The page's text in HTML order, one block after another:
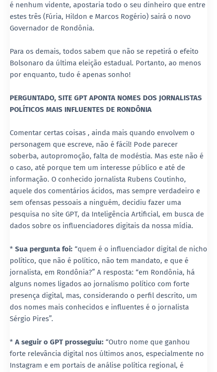
é nenhum vidente, apostaria todo o seu dinheiro que entre
estes três (Fúria, Hildon e Marcos Rogério) sairá o novo
Governador de Rondônia.
Para os demais, todos sabem que não se repetirá o efeito
Bolsonaro da última eleição estadual. Portanto, ao menos
por enquanto, tudo é apenas sonho!
PERGUNTADO, SITE GPT APONTA NOMES DOS JORNALISTAS
POLÍTICOS MAIS INFLUENTES DE RONDÔNIA
Comentar certas coisas , ainda mais quando envolvem o
personagem que escreve, não é fácil! Pode parecer
soberba, autopromoção, falta de modéstia. Mas este não é
o caso, até porque tem um interesse público e até de
informação. O conhecido jornalista Rubens Coutinho,
aquele dos comentários ácidos, mas sempre verdadeiro e
sem ofensas pessoais a ninguém, decidiu fazer uma
pesquisa no site GPT, da Inteligência Artificial, em busca de
dados sobre os influenciadores digitais da nossa mídia.
* Sua pergunta foi: “quem é o influenciador digital de nicho
político, que não é político, não tem mandato, e que é
jornalista, em Rondônia?” A resposta: “em Rondônia, há
alguns nomes ligados ao jornalismo político com forte
presença digital, mas, considerando o perfil descrito, um
dos nomes mais conhecidos e influentes é o jornalista
Sérgio Pires”.
* A seguir o GPT prosseguiu: “Outro nome que ganhou
forte relevância digital nos últimos anos, especialmente no
Instagram e em portais de análise política regional, é